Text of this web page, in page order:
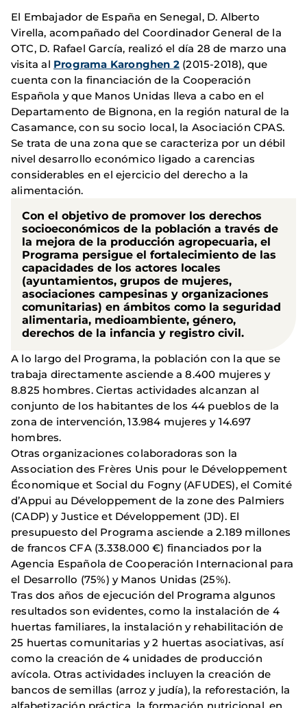
El Embajador de España en Senegal, D. Alberto
Virella, acompañado del Coordinador General de la
OTC, D. Rafael García, realizó el día 28 de marzo una
visita al Programa Karonghen 2 (2015-2018), que
cuenta con la financiación de la Cooperación
Española y que Manos Unidas lleva a cabo en el
Departamento de Bignona, en la región natural de la
Casamance, con su socio local, la Asociación CPAS.
Se trata de una zona que se caracteriza por un débil
nivel desarrollo económico ligado a carencias
considerables en el ejercicio del derecho a la
alimentación.
Con el objetivo de promover los derechos
socioeconómicos de la población a través de
la mejora de la producción agropecuaria, el
Programa persigue el fortalecimiento de las
capacidades de los actores locales
(ayuntamientos, grupos de mujeres,
asociaciones campesinas y organizaciones
comunitarias) en ámbitos como la seguridad
alimentaria, medioambiente, género,
derechos de la infancia y registro civil.
A lo largo del Programa, la población con la que se
trabaja directamente asciende a 8.400 mujeres y
8.825 hombres. Ciertas actividades alcanzan al
conjunto de los habitantes de los 44 pueblos de la
zona de intervención, 13.984 mujeres y 14.697
hombres.
Otras organizaciones colaboradoras son la
Association des Frères Unis pour le Développement
Économique et Social du Fogny (AFUDES), el Comité
d’Appui au Développement de la zone des Palmiers
(CADP) y Justice et Développement (JD). El
presupuesto del Programa asciende a 2.189 millones
de francos CFA (3.338.000 €) financiados por la
Agencia Española de Cooperación Internacional para
el Desarrollo (75%) y Manos Unidas (25%).
Tras dos años de ejecución del Programa algunos
resultados son evidentes, como la instalación de 4
huertas familiares, la instalación y rehabilitación de
25 huertas comunitarias y 2 huertas asociativas, así
como la creación de 4 unidades de producción
avícola. Otras actividades incluyen la creación de
bancos de semillas (arroz y judía), la reforestación, la